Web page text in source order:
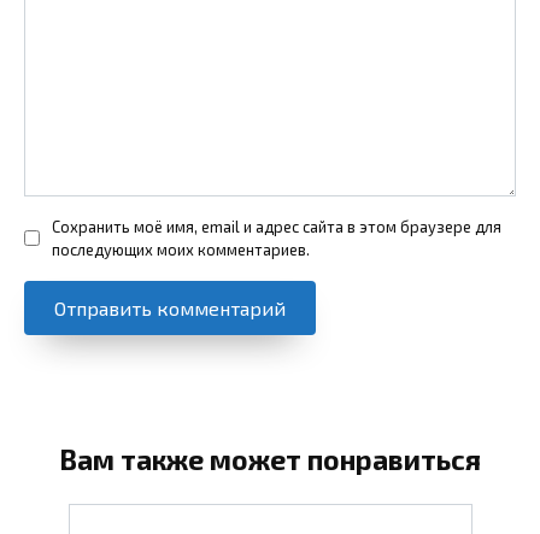
Сохранить моё имя, email и адрес сайта в этом браузере для
последующих моих комментариев.
Вам также может понравиться